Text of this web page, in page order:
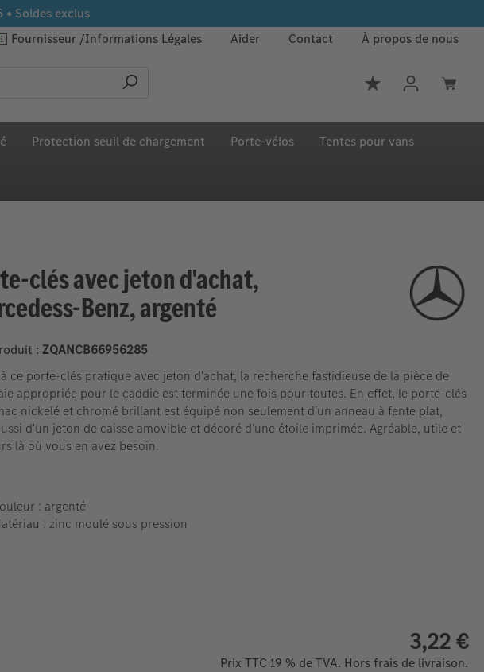
Soldes exclus
Fournisseur Informations Légales Aider Contact À propos de nous
Vous avez 0
Protection seuil de chargement Porte‑vélos Tentes pour vans
clés avec jeton d'achat,
Benz, argenté
: ZQANCB66956285
ce porte-clés pratique avec jeton d'achat, la recherche fastidieuse de la pièce de
appropriée pour le caddie est terminée une fois pour toutes. En effet, le porte-clés
nickelé et chromé brillant est équipé non seulement d'un anneau à fente plat,
d'un jeton de caisse amovible et décoré d'une étoile imprimée. Agréable, utile et
là où vous en avez besoin.
: argenté
: zinc moulé sous pression
3,22 €
Prix TTC 19 % de TVA. Hors frais de livraison.